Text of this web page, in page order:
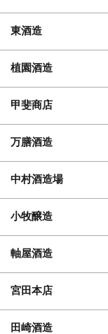
東酒造
植園酒造
甲斐商店
万膳酒造
中村酒造場
小牧醸造
軸屋酒造
宮田本店
田崎酒造